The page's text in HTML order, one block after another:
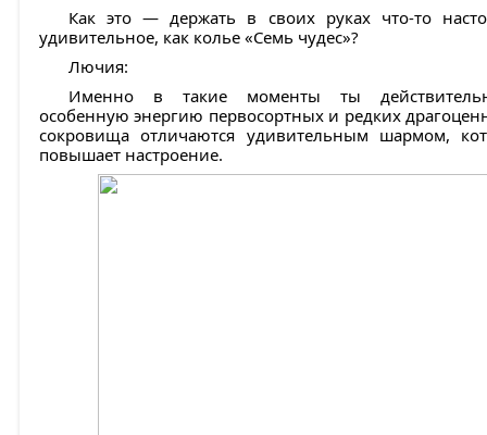
Как это — держать в своих руках что-то
удивительное, как колье «Семь чудес»?
Лючия:
Именно в такие моменты ты
особенную энергию первосортных и редких
сокровища отличаются удивительным шармом,
повышает настроение.